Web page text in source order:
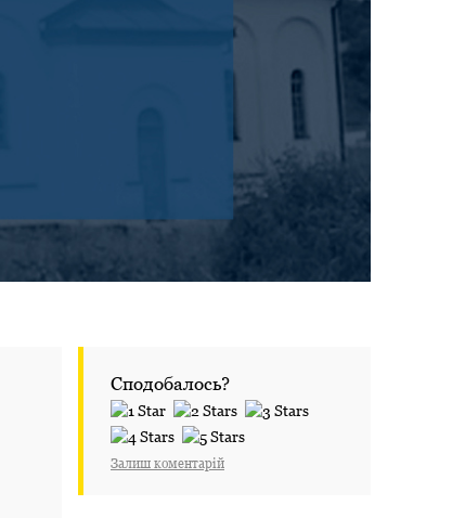
Сподобалось?
Залиш коментарій